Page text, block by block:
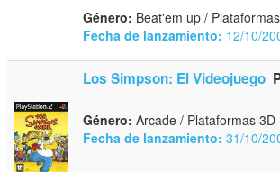
Género: Beat'em up /
Fecha de lanzamiento: 12/10/
Los Simpson: El Videojuego
Género: Arcade / Plataformas 3D
Fecha de lanzamiento: 31/10/